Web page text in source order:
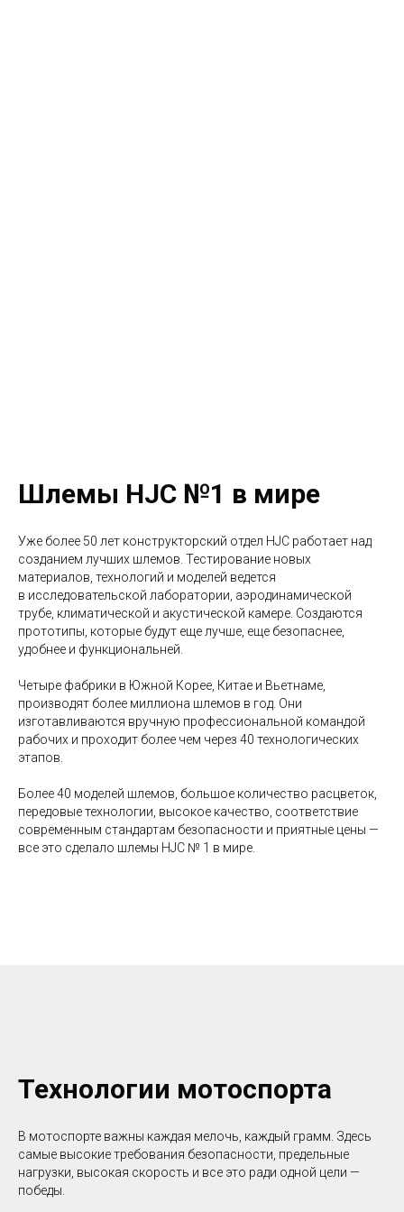
Шлемы HJC №1 в мире
Уже более 50 лет конструкторский отдел HJC работает над
созданием лучших шлемов. Тестирование новых
материалов, технологий и моделей ведется
в исследовательской лаборатории, аэродинамической
трубе, климатической и акустической камере. Создаются
прототипы, которые будут еще лучше, еще безопаснее,
удобнее и функциональней.
Четыре фабрики в Южной Корее, Китае и Вьетнаме,
производят более миллиона шлемов в год. Они
изготавливаются вручную профессиональной командой
рабочих и проходит более чем через 40 технологических
этапов.
Более 40 моделей шлемов, большое количество расцветок,
передовые технологии, высокое качество, соответствие
современным стандартам безопасности и приятные цены —
все это сделало шлемы HJC № 1 в мире.
Технологии мотоспорта
В мотоспорте важны каждая мелочь, каждый грамм. Здесь
самые высокие требования безопасности, предельные
нагрузки, высокая скорость и все это ради одной цели —
победы.